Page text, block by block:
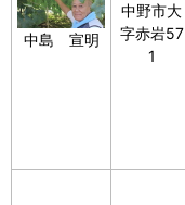
中島 宣明
中野市大
字赤岩57
1